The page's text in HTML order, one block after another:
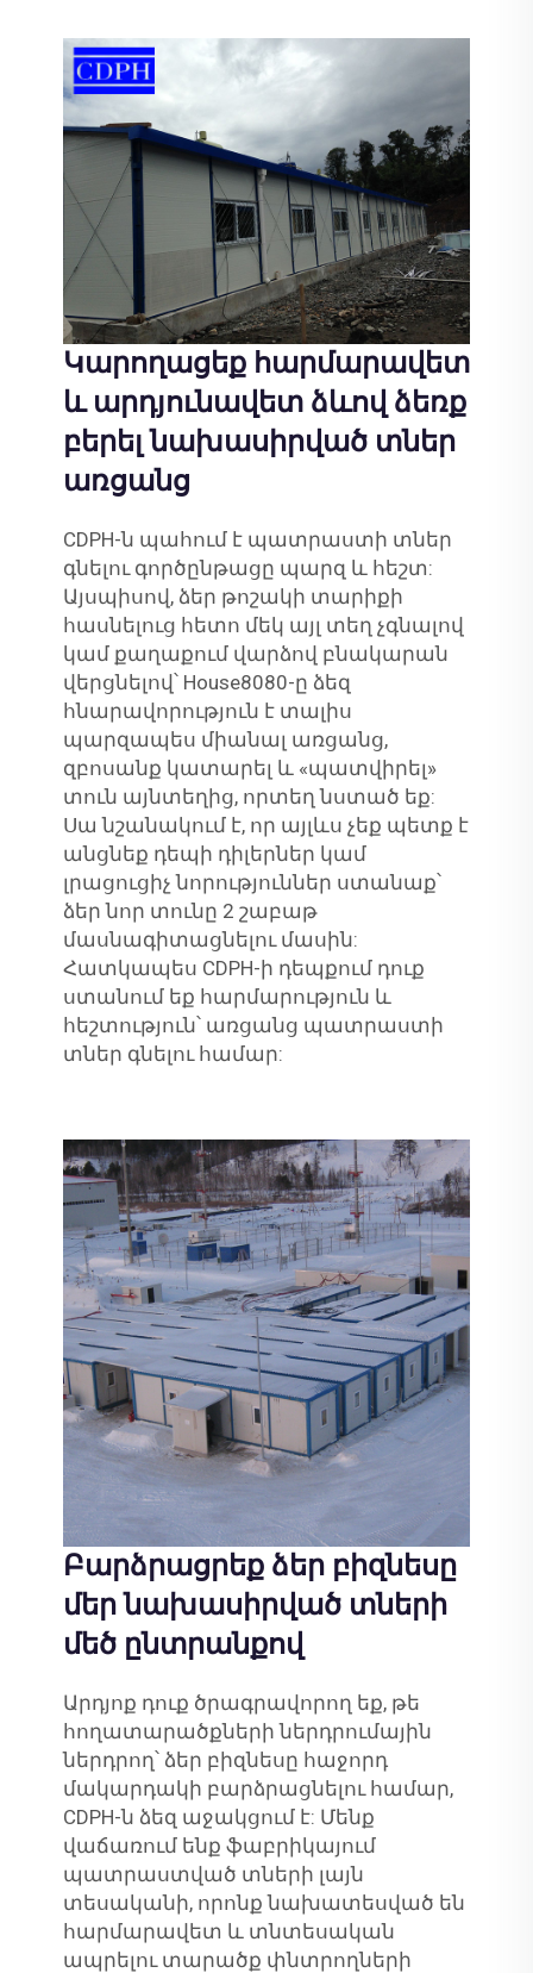
Կարողացեք հարմարավետ
և արդյունավետ ձևով ձեռք
բերել նախասիրված տներ
առցանց
CDPH-ն պահում է պատրաստի տներ
գնելու գործընթացը պարզ և հեշտ:
Այսպիսով, ձեր թոշակի տարիքի
հասնելուց հետո մեկ այլ տեղ չգնալով
կամ քաղաքում վարձով բնակարան
վերցնելով՝ House8080-ը ձեզ
հնարավորություն է տալիս
պարզապես միանալ առցանց,
զբոսանք կատարել և «պատվիրել»
տուն այնտեղից, որտեղ նստած եք:
Սա նշանակում է, որ այլևս չեք պետք է
անցնեք դեպի դիլերներ կամ
լրացուցիչ նորություններ ստանաք՝
ձեր նոր տունը 2 շաբաթ
մասնագիտացնելու մասին:
Հատկապես CDPH-ի դեպքում դուք
ստանում եք հարմարություն և
հեշտություն՝ առցանց պատրաստի
տներ գնելու համար:
Բարձրացրեք ձեր բիզնեսը
մեր նախասիրված տների
մեծ ընտրանքով
Արդյոք դուք ծրագրավորող եք, թե
հողատարածքների ներդրումային
ներդրող՝ ձեր բիզնեսը հաջորդ
մակարդակի բարձրացնելու համար,
CDPH-ն ձեզ աջակցում է: Մենք
վաճառում ենք ֆաբրիկայում
պատրաստված տների լայն
տեսականի, որոնք նախատեսված են
հարմարավետ և տնտեսական
ապրելու տարածք փնտրողների